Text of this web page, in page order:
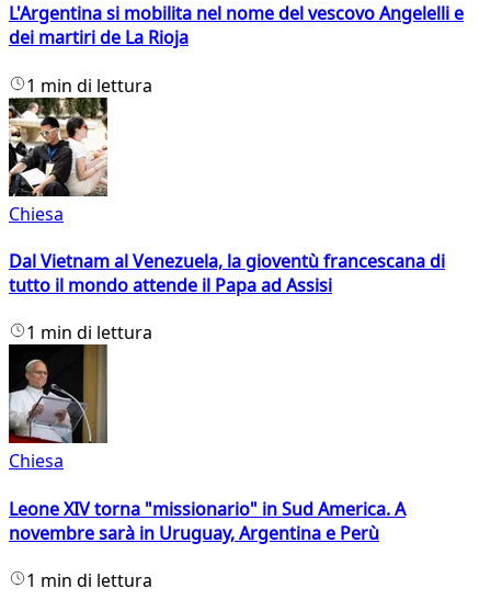
L'Argentina si mobilita nel nome del vescovo Angelelli e
dei martiri de La Rioja
1 min di lettura
Chiesa
Dal Vietnam al Venezuela, la gioventù francescana di
tutto il mondo attende il Papa ad Assisi
1 min di lettura
Chiesa
Leone XIV torna "missionario" in Sud America. A
novembre sarà in Uruguay, Argentina e Perù
1 min di lettura